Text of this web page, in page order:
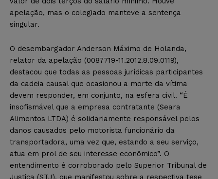
apelação, mas o colegiado manteve a sentença
singular.
O desembargador Anderson Máximo de Holanda,
relator da apelação (0087719-11.2012.8.09.0119),
destacou que todas as pessoas jurídicas participantes
da cadeia causal que ocasionou a morte da vítima
devem responder, em conjunto, na esfera civil. “É
insofismável que a empresa contratante (Seara
Alimentos LTDA) é solidariamente responsável pelos
danos causados pelo motorista funcionário da
transportadora, uma vez que, estando a seu serviço,
atua em prol de seu interesse econômico”. O
entendimento é corroborado pelo Superior Tribunal de
Justiça (STJ), que manifestou sobre a respectiva tese